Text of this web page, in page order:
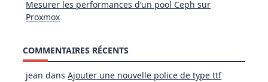
Mesurer les performances d’un pool Ceph sur
Proxmox
COMMENTAIRES RÉCENTS
jean dansAjouter une nouvelle police de type ttf